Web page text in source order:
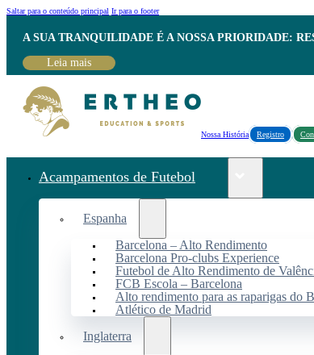
Saltar para o conteúdo principal Ir para o footer
A SUA TRANQUILIDADE É A NOSSA PRIORIDADE:
Leia mais
Nossa História Registro
Acampamentos de Futebol
Espanha
Barcelona – Alto Rendimento
Barcelona Pro-clubs Experience
Futebol de Alto Rendimento de
FCB Escola – Barcelona
Alto rendimento para as raparigas do
Atlético de Madrid
Inglaterra